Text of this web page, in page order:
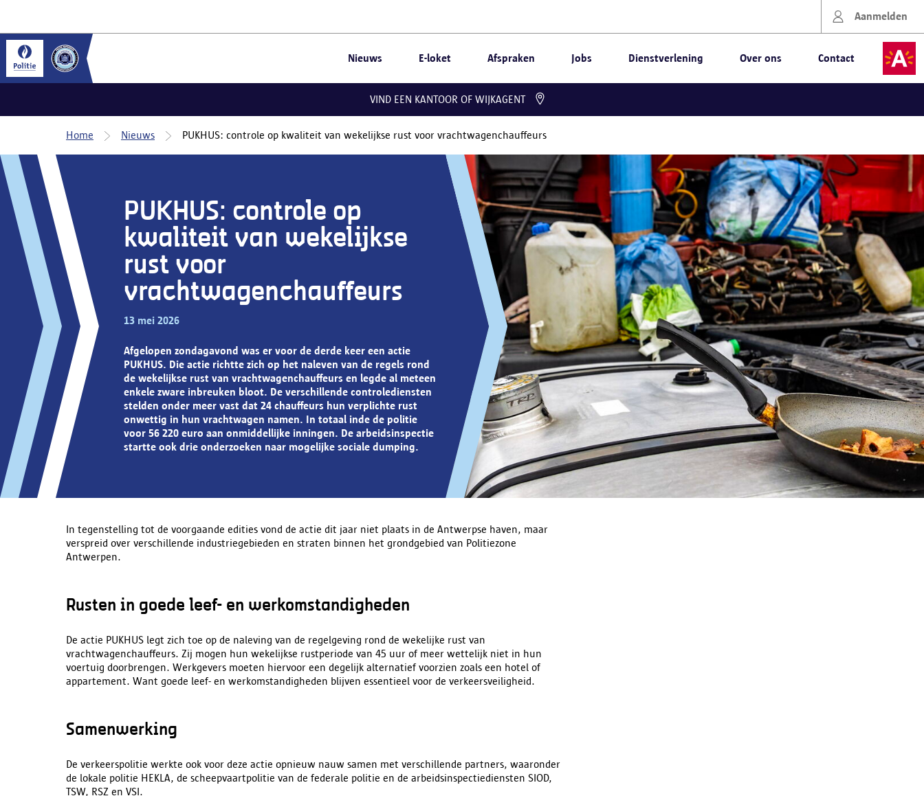
Aanmelden
Nieuws E-loket Afspraken Jobs Dienstverlening Over ons Contact
VIND EEN KANTOOR OF WIJKAGENT
Home Nieuws PUKHUS: controle op kwaliteit van wekelijkse rust voor vrachtwagenchauffeurs
PUKHUS: controle op
kwaliteit van wekelijkse
rust voor
vrachtwagenchauffeurs
13 mei 2026
Afgelopen zondagavond was er voor de derde keer een actie
PUKHUS. Die actie richtte zich op het naleven van de regels rond
de wekelijkse rust van vrachtwagenchauffeurs en legde al meteen
enkele zware inbreuken bloot. De verschillende controlediensten
stelden onder meer vast dat 24 chauffeurs hun verplichte rust
onwettig in hun vrachtwagen namen. In totaal inde de politie
voor 56 220 euro aan onmiddellijke inningen. De arbeidsinspectie
startte ook drie onderzoeken naar mogelijke sociale dumping.
In tegenstelling tot de voorgaande edities vond de actie dit jaar niet plaats in de Antwerpse haven, maar
verspreid over verschillende industriegebieden en straten binnen het grondgebied van Politiezone
Antwerpen.
Rusten in goede leef- en werkomstandigheden
De actie PUKHUS legt zich toe op de naleving van de regelgeving rond de wekelijke rust van
vrachtwagenchauffeurs. Zij mogen hun wekelijkse rustperiode van 45 uur of meer wettelijk niet in hun
voertuig doorbrengen. Werkgevers moeten hiervoor een degelijk alternatief voorzien zoals een hotel of
appartement. Want goede leef- en werkomstandigheden blijven essentieel voor de verkeersveiligheid.
Samenwerking
De verkeerspolitie werkte ook voor deze actie opnieuw nauw samen met verschillende partners, waaronder
de lokale politie HEKLA, de scheepvaartpolitie van de federale politie en de arbeidsinspectiediensten SIOD,
TSW, RSZ en VSI.